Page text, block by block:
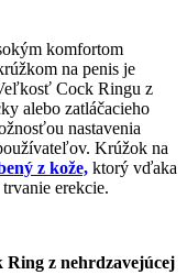
komfortom
na penis je
Cock Ringu z
alebo zatláčacieho
nastavenia
Krúžok na
z kože, ktorý vďaka
erekcie.
Ring z nehrdzavejúcej